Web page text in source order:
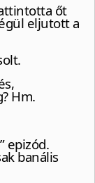
őt
eljutott a
Hm.
epizód.
banális